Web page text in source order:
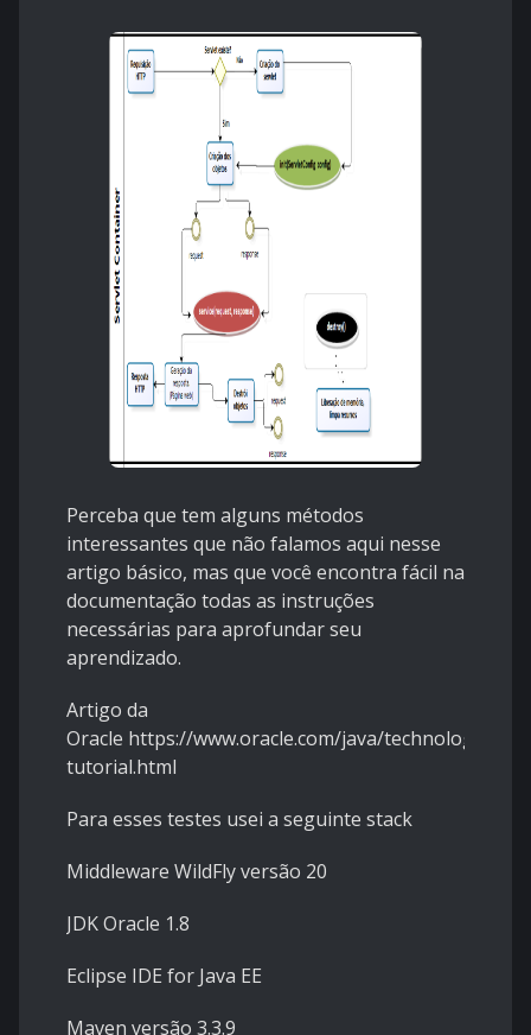
Perceba que tem alguns métodos
interessantes que não falamos aqui nesse
artigo básico, mas que você encontra fácil na
documentação todas as instruções
necessárias para aprofundar seu
aprendizado.
Artigo da
Oracle https://www.oracle.com/java/technologies/
tutorial.html
Para esses testes usei a seguinte stack
Middleware WildFly versão 20
JDK Oracle 1.8
Eclipse IDE for Java EE
Maven versão 3.3.9